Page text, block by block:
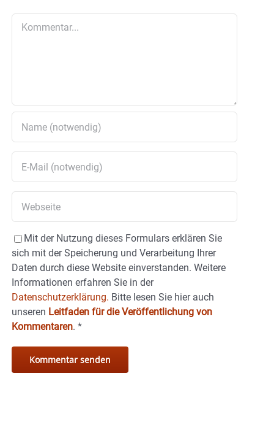
Mit der Nutzung dieses Formulars erklären Sie
sich mit der Speicherung und Verarbeitung Ihrer
Daten durch diese Website einverstanden. Weitere
Informationen erfahren Sie in der
Datenschutzerklärung. Bitte lesen Sie hier auch
unseren Leitfaden für die Veröffentlichung von
Kommentaren. *